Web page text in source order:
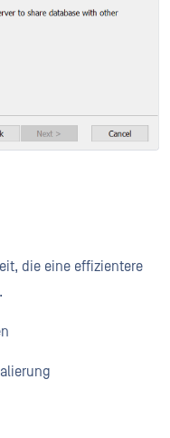
die eine effizientere